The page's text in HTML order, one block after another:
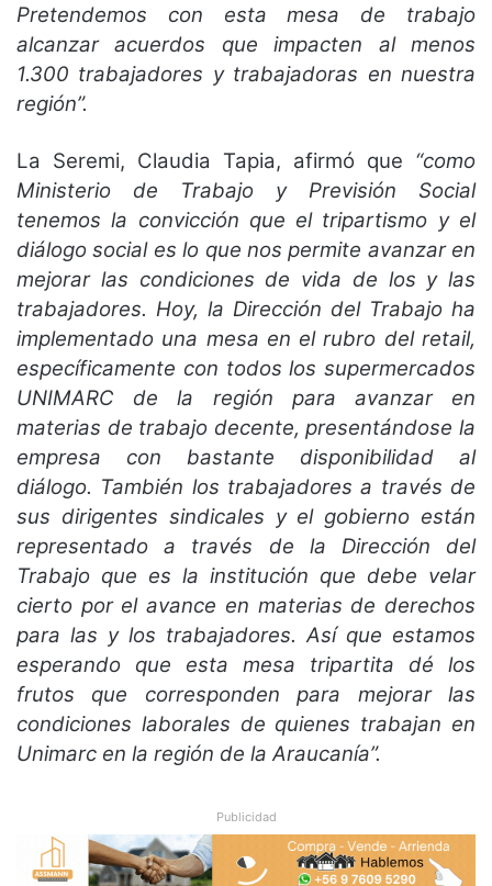
Pretendemos con esta mesa de trabajo
alcanzar acuerdos que impacten al menos
1.300 trabajadores y trabajadoras en nuestra
región”.
La Seremi, Claudia Tapia, afirmó que “como
Ministerio de Trabajo y Previsión Social
tenemos la convicción que el tripartismo y el
diálogo social es lo que nos permite avanzar en
mejorar las condiciones de vida de los y las
trabajadores. Hoy, la Dirección del Trabajo ha
implementado una mesa en el rubro del retail,
específicamente con todos los supermercados
UNIMARC de la región para avanzar en
materias de trabajo decente, presentándose la
empresa con bastante disponibilidad al
diálogo. También los trabajadores a través de
sus dirigentes sindicales y el gobierno están
representado a través de la Dirección del
Trabajo que es la institución que debe velar
cierto por el avance en materias de derechos
para las y los trabajadores. Así que estamos
esperando que esta mesa tripartita dé los
frutos que corresponden para mejorar las
condiciones laborales de quienes trabajan en
Unimarc en la región de la Araucanía”.
Publicidad